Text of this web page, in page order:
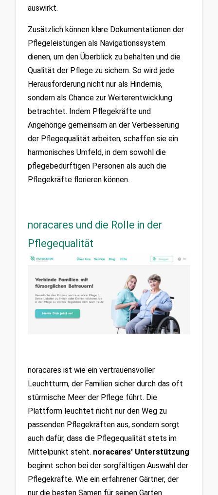
auswirkt.
Zusätzlich können klare Dokumentationen der
Pflegeleistungen als Navigationssystem
dienen, um den Überblick zu behalten und die
Qualität der Pflege zu sichern. So wird jede
Herausforderung nicht nur als Hindernis,
sondern als Chance zur Weiterentwicklung
betrachtet. Indem Pflegekräfte und
Angehörige gemeinsam an der Verbesserung
der Pflegequalität arbeiten, schaffen sie ein
harmonisches Umfeld, in dem sowohl die
pflegebedürftigen Personen als auch die
Pflegekräfte florieren können.
noracares und die Rolle in der
Pflegequalität
noracares ist wie ein vertrauensvoller
Leuchtturm, der Familien sicher durch das oft
stürmische Meer der Pflege führt. Die
Plattform leuchtet nicht nur den Weg zu
passenden Pflegekräften aus, sondern sorgt
auch dafür, dass die Pflegequalität stets im
Mittelpunkt steht. noracares' Unterstützung
beginnt schon bei der sorgfältigen Auswahl der
Pflegekräfte. Wie ein erfahrener Gärtner, der
nur die besten Samen für seinen Garten